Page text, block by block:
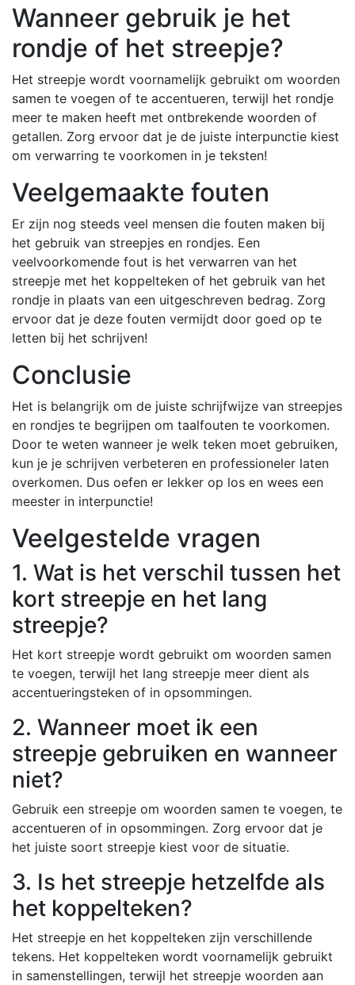
Wanneer gebruik je het
rondje of het streepje?
Het streepje wordt voornamelijk gebruikt om woorden
samen te voegen of te accentueren, terwijl het rondje
meer te maken heeft met ontbrekende woorden of
getallen. Zorg ervoor dat je de juiste interpunctie kiest
om verwarring te voorkomen in je teksten!
Veelgemaakte fouten
Er zijn nog steeds veel mensen die fouten maken bij
het gebruik van streepjes en rondjes. Een
veelvoorkomende fout is het verwarren van het
streepje met het koppelteken of het gebruik van het
rondje in plaats van een uitgeschreven bedrag. Zorg
ervoor dat je deze fouten vermijdt door goed op te
letten bij het schrijven!
Conclusie
Het is belangrijk om de juiste schrijfwijze van streepjes
en rondjes te begrijpen om taalfouten te voorkomen.
Door te weten wanneer je welk teken moet gebruiken,
kun je je schrijven verbeteren en professioneler laten
overkomen. Dus oefen er lekker op los en wees een
meester in interpunctie!
Veelgestelde vragen
1. Wat is het verschil tussen het
kort streepje en het lang
streepje?
Het kort streepje wordt gebruikt om woorden samen
te voegen, terwijl het lang streepje meer dient als
accentueringsteken of in opsommingen.
2. Wanneer moet ik een
streepje gebruiken en wanneer
niet?
Gebruik een streepje om woorden samen te voegen, te
accentueren of in opsommingen. Zorg ervoor dat je
het juiste soort streepje kiest voor de situatie.
3. Is het streepje hetzelfde als
het koppelteken?
Het streepje en het koppelteken zijn verschillende
tekens. Het koppelteken wordt voornamelijk gebruikt
in samenstellingen, terwijl het streepje woorden aan